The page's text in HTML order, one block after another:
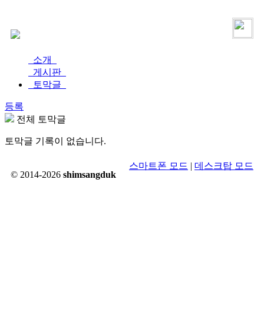
소개
게시판
토막글
등록
전체 토막글
토막글 기록이 없습니다.
© 2014-2026 shimsangduk
스마트폰 모드 | 데스크탑 모드